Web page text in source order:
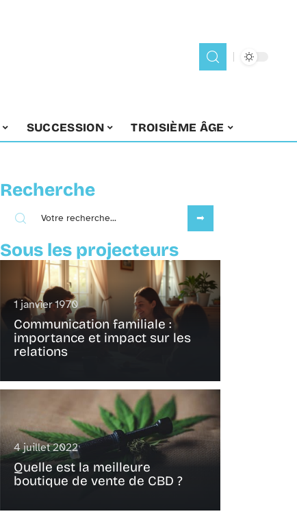
SUCCESSION TROISIÈME ÂGE
Recherche
Sous les projecteurs
1 janvier 1970
Communication familiale :
importance et impact sur les
relations
4 juillet 2022
Quelle est la meilleure
boutique de vente de CBD ?